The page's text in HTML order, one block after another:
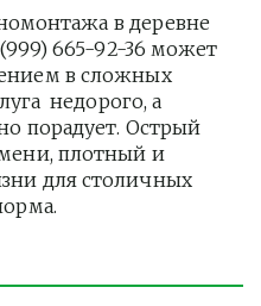
в деревне
665-92-36 может
в сложных
недорого, а
порадует. Острый
плотный и
для столичных